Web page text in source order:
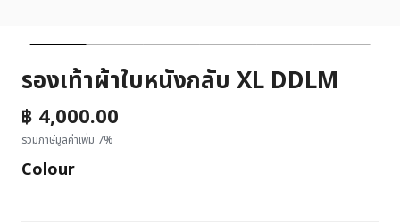
รองเท้าผ้าใบหนังกลับ XL DDLM
฿ 4,000.00
รวมภาษีมูลค่าเพิ่ม 7%
Colour